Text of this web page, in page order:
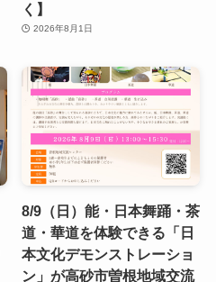
く】
2026年8月1日
8/9（日）能・日本舞踊・茶
道・華道を体験できる「日
本文化デモンストレーショ
ン」が高砂市曽根地域交流